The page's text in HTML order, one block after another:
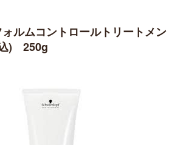
ルムコントロールトリートメン
) 250g